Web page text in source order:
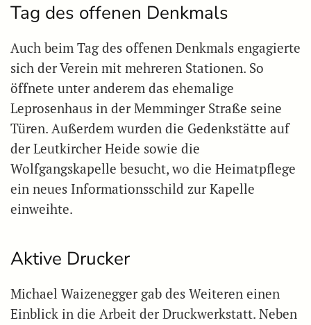
Tag des offenen Denkmals
Auch beim Tag des offenen Denkmals engagierte
sich der Verein mit mehreren Stationen. So
öffnete unter anderem das ehemalige
Leprosenhaus in der Memminger Straße seine
Türen. Außerdem wurden die Gedenkstätte auf
der Leutkircher Heide sowie die
Wolfgangskapelle besucht, wo die Heimatpflege
ein neues Informationsschild zur Kapelle
einweihte.
Aktive Drucker
Michael Waizenegger gab des Weiteren einen
Einblick in die Arbeit der Druckwerkstatt. Neben